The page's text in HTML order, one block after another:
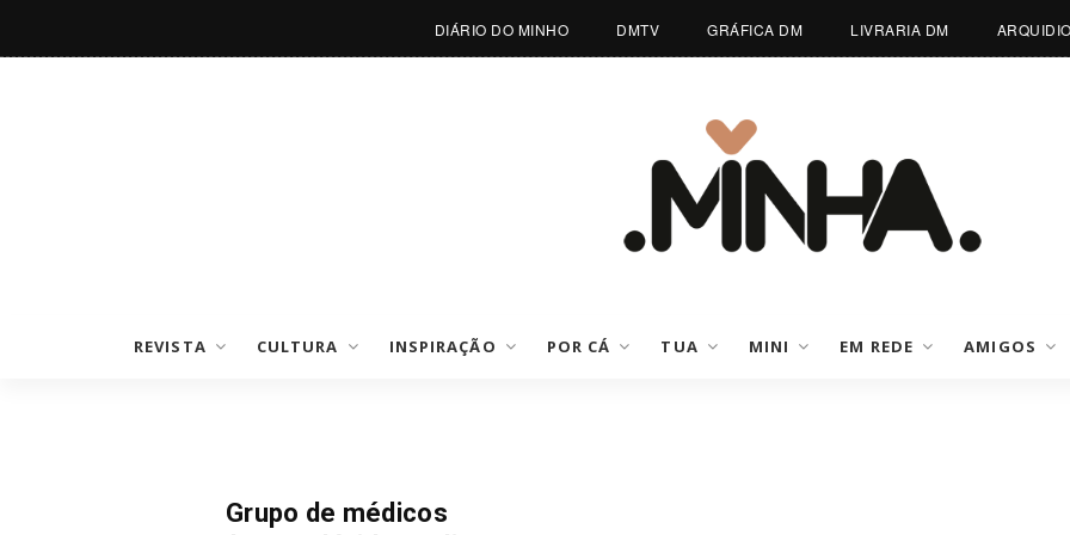
DIÁRIO DO MINHO DMTV GRÁFICA DM LIVRARIA DM
REVISTA CULTURA INSPIRAÇÃO POR CÁ TUA MINI EM REDE AMIGOS
Grupo de médicos